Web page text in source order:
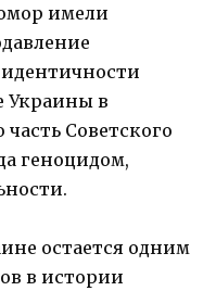
имели
Украины в
Советского
геноцидом,
остается одним
в истории